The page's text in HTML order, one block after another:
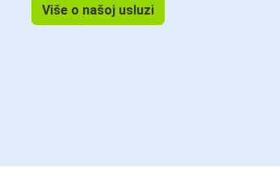
Više o našoj usluzi